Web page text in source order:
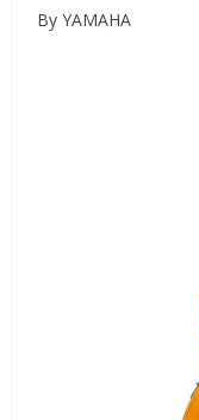
By YAMAHA